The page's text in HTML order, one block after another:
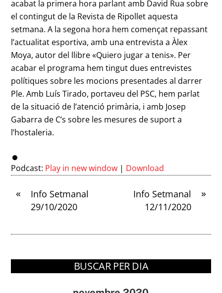
acabat la primera hora parlant amb David Rua sobre
el contingut de la Revista de Ripollet aquesta
setmana. A la segona hora hem començat repassant
l’actualitat esportiva, amb una entrevista a Àlex
Moya, autor del llibre «Quiero jugar a tenis». Per
acabar el programa hem tingut dues entrevistes
polítiques sobre les mocions presentades al darrer
Ple. Amb Luís Tirado, portaveu del PSC, hem parlat
de la situació de l’atenció primària, i amb Josep
Gabarra de C’s sobre les mesures de suport a
l’hostaleria.
Podcast: Play in new window | Download
«
Info Setmanal
29/10/2020
»
Info Setmanal
12/11/2020
BUSCAR PER DIA